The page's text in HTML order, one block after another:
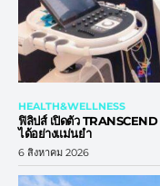
HEALTH&WELLNESS
ฟิลิปส์ เปิดตัว
ได้อย่างแม่นยำ
6 สิงหาคม 2026